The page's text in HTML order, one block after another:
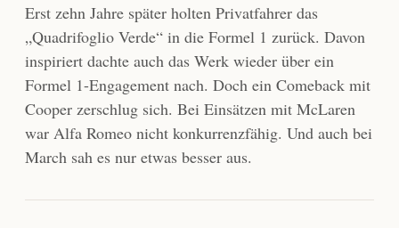
Erst zehn Jahre später holten Privatfahrer das
„Quadrifoglio Verde“ in die Formel 1 zurück. Davon
inspiriert dachte auch das Werk wieder über ein
Formel 1-Engagement nach. Doch ein Comeback mit
Cooper zerschlug sich. Bei Einsätzen mit McLaren
war Alfa Romeo nicht konkurrenzfähig. Und auch bei
March sah es nur etwas besser aus.